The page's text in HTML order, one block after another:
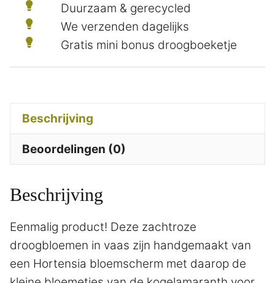
Duurzaam & gerecycled
We verzenden dagelijks
Gratis mini bonus droogboeketje
Beschrijving
Beoordelingen (0)
Beschrijving
Eenmalig product! Deze zachtroze
droogbloemen in vaas zijn handgemaakt van
een Hortensia bloemscherm met daarop de